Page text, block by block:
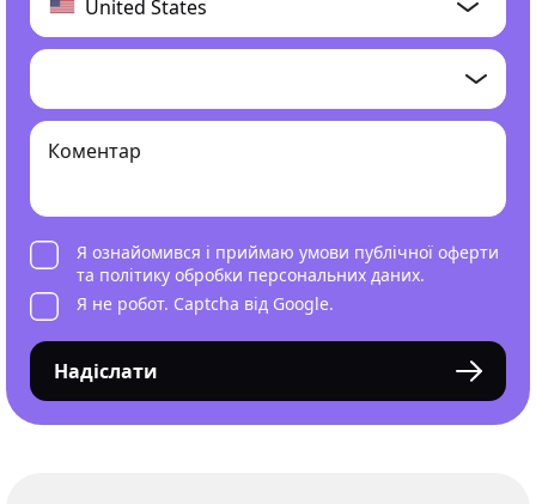
Я ознайомився і приймаю умови публічної оферти
та політику обробки персональних даних.
Я не робот. Captcha від Google.
Надіслати